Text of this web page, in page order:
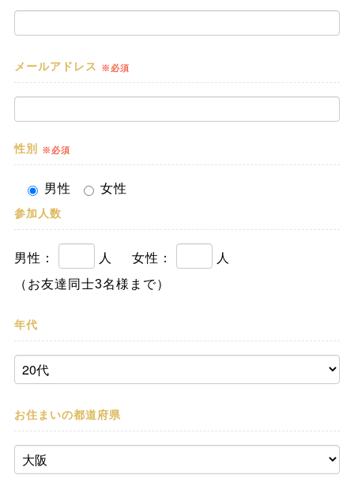
メールアドレス ※必須
性別 ※必須
男性 女性
参加人数
男性： 人 女性：
人
（お友達同士3名様まで）
年代
お住まいの都道府県